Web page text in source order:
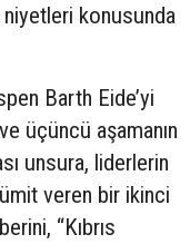
niyetleri konusunda
Barth Eide’yi
ve üçüncü aşamanın
unsura, liderlerin
veren bir ikinci
“Kıbrıs